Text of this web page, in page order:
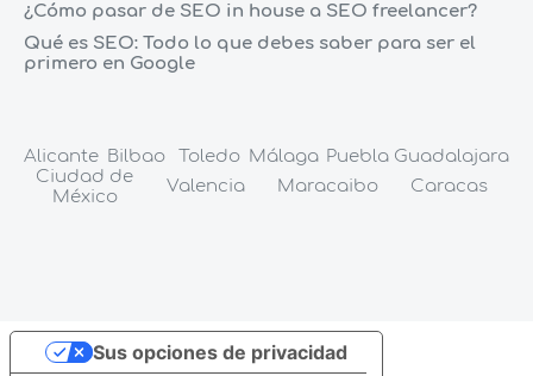
¿Cómo pasar de SEO in house a SEO freelancer?
Qué es SEO: Todo lo que debes saber para ser el
primero en Google
Alicante Bilbao Toledo Málaga Puebla Guadalajara
Ciudad de
México
Valencia Maracaibo Caracas
Sus opciones de privacidad